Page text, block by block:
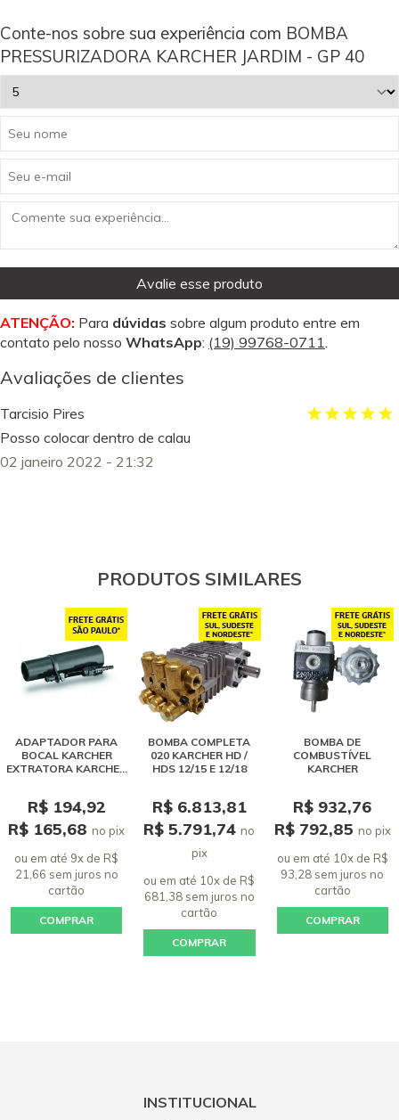
Conte-nos sobre sua experiência com BOMBA
PRESSURIZADORA KARCHER JARDIM - GP 40
Avalie esse produto
ATENÇÃO: Para dúvidas sobre algum produto entre em
contato pelo nosso WhatsApp: (19) 99768-0711.
Avaliações de clientes
Tarcisio Pires
Posso colocar dentro de calau
02 janeiro 2022 - 21:32
PRODUTOS SIMILARES
ADAPTADOR PARA
BOCAL KARCHER
EXTRATORA KARCHER
R$ 194,92
R$ 165,68no pix
ou em até 9x de R$
21,66 sem juros no
cartão
COMPRAR
BOMBA COMPLETA
020 KARCHER HD /
HDS 12/15 E 12/18
R$ 6.813,81
R$ 5.791,74no
pix
ou em até 10x de R$
681,38 sem juros no
cartão
COMPRAR
BOMBA DE
COMBUSTÍVEL
KARCHER
R$ 932,76
R$ 792,85 no pix
ou em até 10x de R$
93,28 sem jurosno
cartão
COMPRAR
INSTITUCIONAL